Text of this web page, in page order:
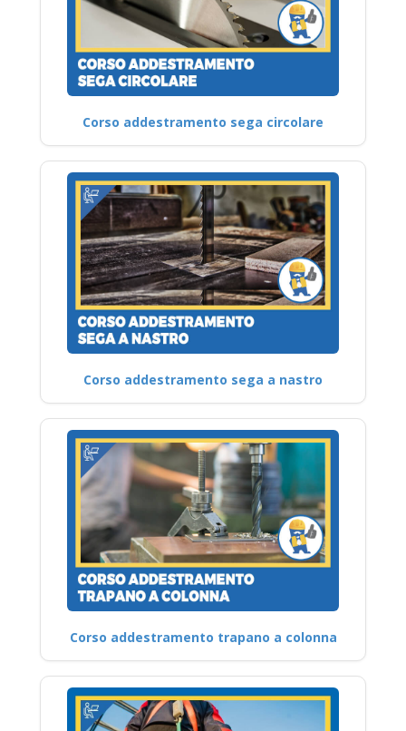
Corso addestramento sega circolare
Corso addestramento sega a nastro
Corso addestramento trapano a colonna